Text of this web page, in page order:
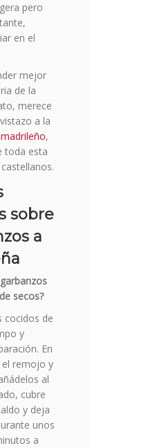
pero
en el
mejor
de la
merece
a la
,
toda esta
sobre
a
secos?
cocidos de
y
En
el remojo y
al
cubre
y deja
unos
a